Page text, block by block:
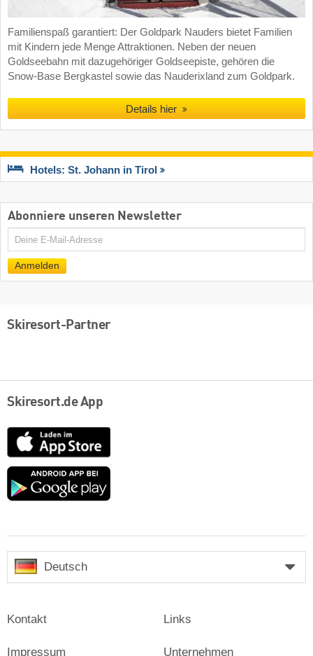
Familienspaß garantiert: Der Goldpark Nauders bietet Familien
mit Kindern jede Menge Attraktionen. Neben der neuen
Goldseebahn mit dazugehöriger Goldseepiste, gehören die
Snow-Base Bergkastel sowie das Nauderixland zum Goldpark.
Details hier
Hotels: St. Johann in Tirol
Abonniere unseren Newsletter
E-
Anmelden
Skiresort-Partner
Skiresort.de App
App
Store
Google
Deutsch
Kontakt
Impressum
Links
Unternehmen